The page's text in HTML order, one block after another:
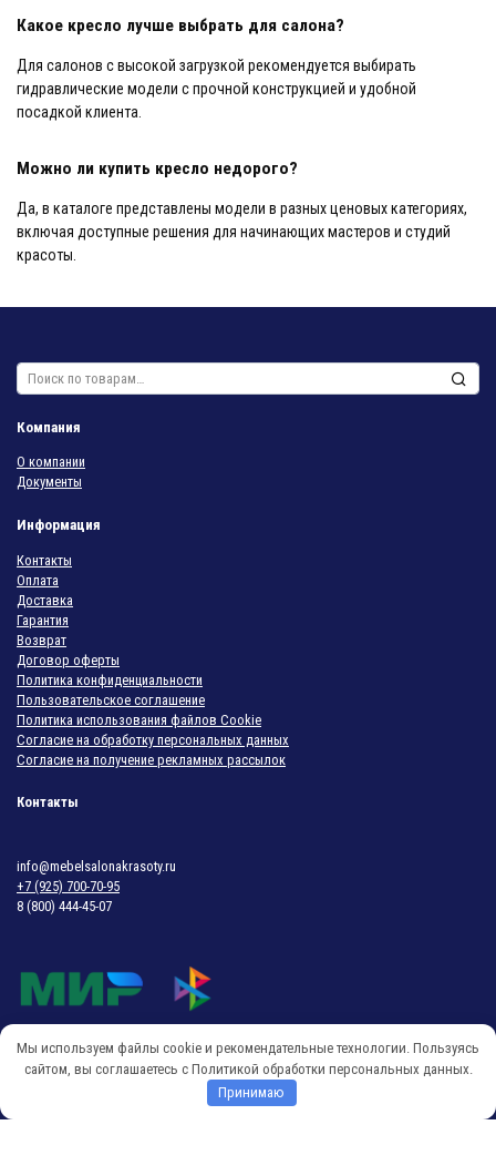
Какое кресло лучше выбрать для салона?
Для салонов с высокой загрузкой рекомендуется выбирать
гидравлические модели с прочной конструкцией и удобной
посадкой клиента.
Можно ли купить кресло недорого?
Да, в каталоге представлены модели в разных ценовых категориях,
включая доступные решения для начинающих мастеров и студий
красоты.
Искать:
Компания
О компании
Документы
Информация
Контакты
Оплата
Доставка
Гарантия
Возврат
Договор оферты
Политика конфиденциальности
Пользовательское соглашение
Политика использования файлов Cookie
Согласие на обработку персональных данных
Согласие на получение рекламных рассылок
Контакты
info@mebelsalonakrasoty.ru
+7 (925) 700-70-95
8 (800) 444-45-07
© 2018-2026 Мебель Салона Красоты
Мы используем файлы cookie и рекомендательные технологии. Пользуясь
сайтом, вы соглашаетесь с Политикой обработки персональных данных.
Принимаю